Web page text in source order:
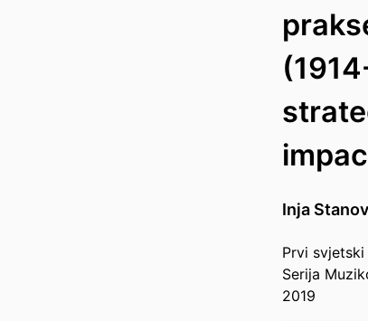
Inja
Prvi svjetski
Serija
2019